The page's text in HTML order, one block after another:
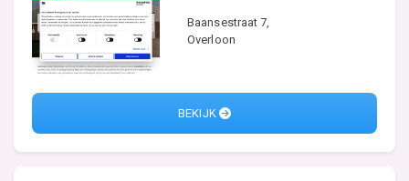
Baansestraat 7,
Overloon
BEKIJK